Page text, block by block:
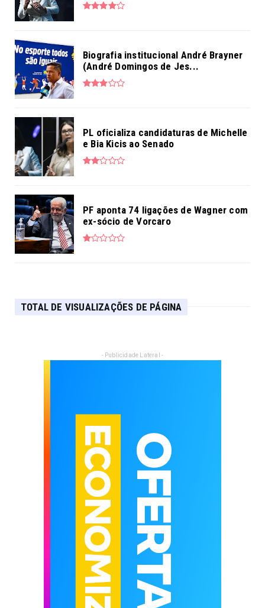
Biografia institucional André Brayner
(André Domingos de Jes...
PL oficializa candidaturas de Michelle
e Bia Kicis ao Senado
PF aponta 74 ligações de Wagner com
ex-sócio de Vorcaro
TOTAL DE VISUALIZAÇÕES DE PÁGINA
- Publicidade Lateral -